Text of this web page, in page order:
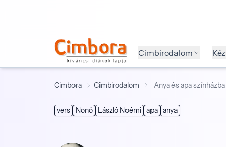
Cimbirodalom
Cimbora Cimbirodalom Anya és apa
vers Nonó László Noémi apa anya